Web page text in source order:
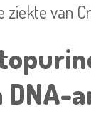
ziekte van